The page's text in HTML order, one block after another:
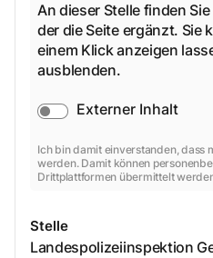
An dieser Stelle finden
der die Seite ergänzt. Sie
einem Klick anzeigen
ausblenden.
Externer Inhalt
Ich bin damit einverstanden, dass
werden. Damit können
Drittplattformen übermittelt
Stelle
Landespolizeiinspektion